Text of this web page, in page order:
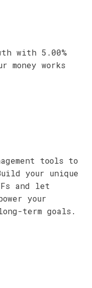
with 5.00%
money works
tools to
your unique
and let
your
term goals.